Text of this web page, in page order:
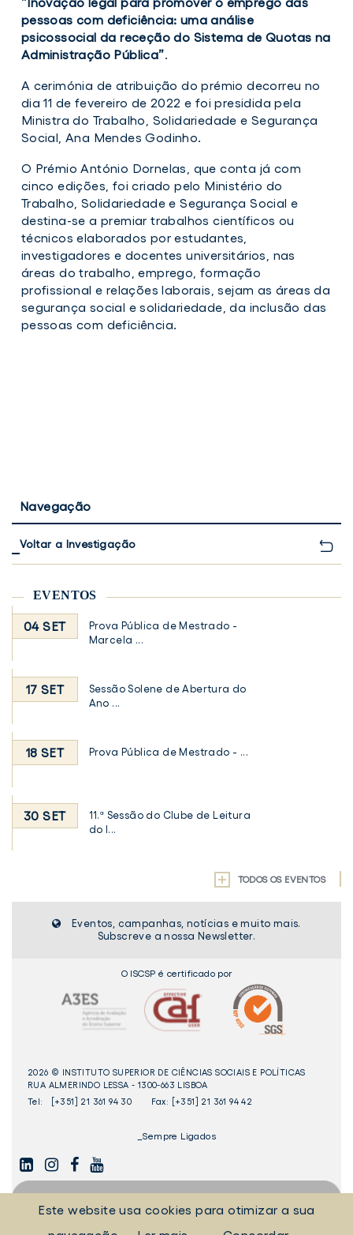
vence
Prémio
António
Dornelas
Investigadora
do
ISCSP
Patrícia
vence
Prémio
Dornelas
pessoas com deficiência: uma análise
psicossocial da receção do Sistema de Quotas na
Administração Pública”.
A cerimónia de atribuição do prémio decorreu no
dia 11 de fevereiro de 2022 e foi presidida pela
Ministra do Trabalho, Solidariedade e Segurança
Social, Ana Mendes Godinho.
O Prémio António Dornelas, que conta já com
cinco edições, foi criado pelo Ministério do
Trabalho, Solidariedade e Segurança Social e
destina-se a premiar trabalhos científicos ou
técnicoselaborados por estudantes,
investigadores e docentes universitários, nas
áreas do trabalho, emprego,formação
profissional e relações laborais, sejam as áreas da
segurança social e solidariedade, da inclusão das
pessoas com deficiência.
Navegação
Voltar a Investigação
EVENTOS
04 SET
Prova Pública de Mestrado -
Marcela ...
17 SET
Sessão Solene de Abertura do
Ano ...
18 SET Prova Pública de Mestrado - ...
30 SET
11.ª Sessão do Clube de Leitura
do I...
TODOS OS EVENTOS
Eventos, campanhas, notícias e muito mais.
Subscreve a nossa Newsletter.
O ISCSP é certificado por
2026 © INSTITUTO SUPERIOR DE CIÊNCIAS SOCIAIS E POLÍTICAS
RUA ALMERINDO LESSA - 1300-663 LISBOA
Tel:
[+351] 21 361 94 30 Fax: [+351] 21 361 94 42
_Sempre Ligados
LINKEDININSTAGAMFACEBOOK
YOUTUBE
Este website usa cookies para otimizar a sua